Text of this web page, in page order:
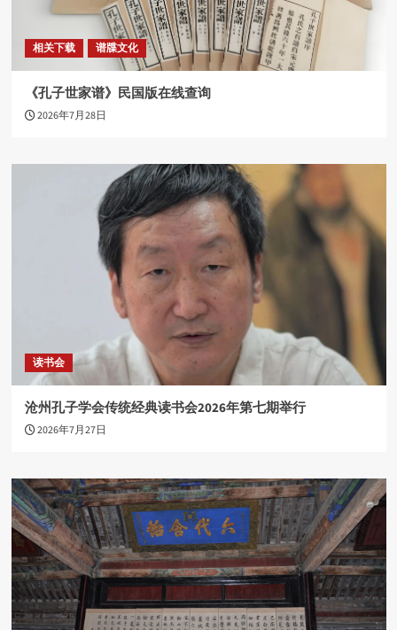
相关下载 谱牒文化
《孔子世家谱》民国版在线查询
2026年7月28日
读书会
沧州孔子学会传统经典读书会2026年第七期举行
2026年7月27日